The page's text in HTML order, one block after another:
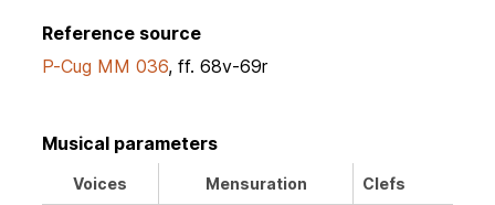
Reference source
P-Cug MM 036, ff. 68v-69r
Musical parameters
Voices Mensuration Clefs